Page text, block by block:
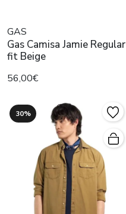
GAS
Gas Camisa Jamie Regular
fit Beige
56,00€
30%